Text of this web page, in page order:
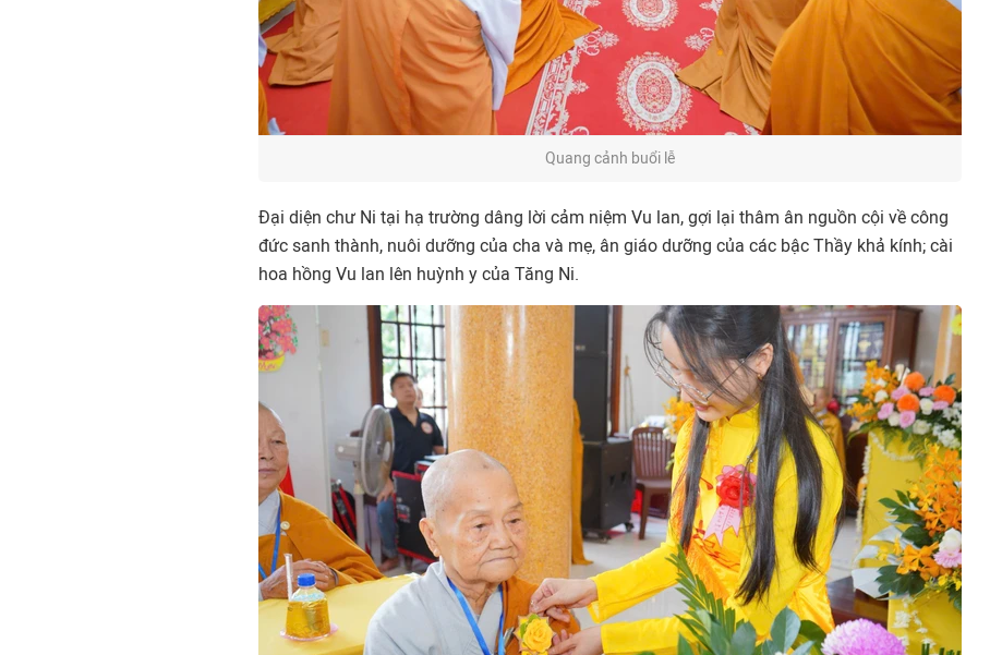
Quang cảnh buổi lễ
Đại diện chư Ni tại hạ trường dâng lời cảm niệm Vu lan, gợi lại thâm ân nguồn cội về công
đức sanh thành, nuôi dưỡng của cha và mẹ, ân giáo dưỡng của các bậc Thầy khả kính; cài
hoa hồng Vu lan lên huỳnh y của Tăng Ni.